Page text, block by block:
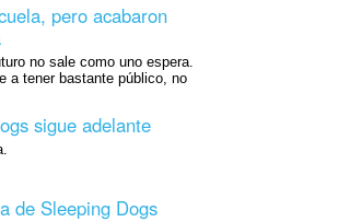
pero acabaron
no sale como uno espera.
a tener bastante público, no
sigue adelante
de Sleeping Dogs